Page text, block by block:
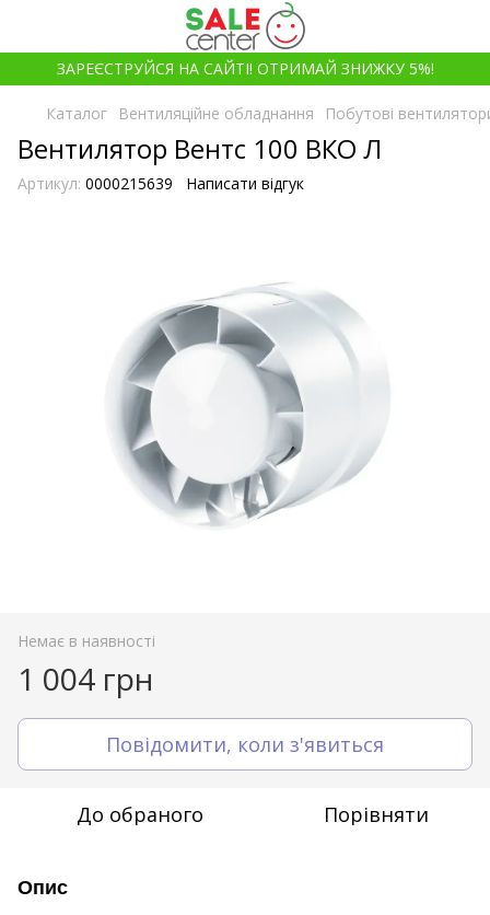
ЗАРЕЄСТРУЙСЯ НА САЙТІ! ОТРИМАЙ ЗНИЖКУ 5%!
Каталог Вентиляційне обладнання Побутові
Вентилятор Вентс 100 ВКО Л
Артикул: 0000215639 Написати відгук
Немає в наявності
1 004 грн
Повідомити, коли з'явиться
До обраного Порівняти
Опис